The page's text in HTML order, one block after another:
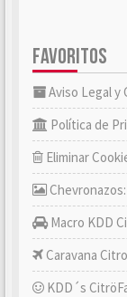
FAVORITOS
Aviso Legal y
Política de
Eliminar
Macro KDD
Caravana
KDD´s